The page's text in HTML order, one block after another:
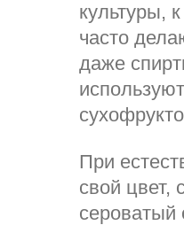
культуры,
часто
даже
При
свой цвет,
сероватый